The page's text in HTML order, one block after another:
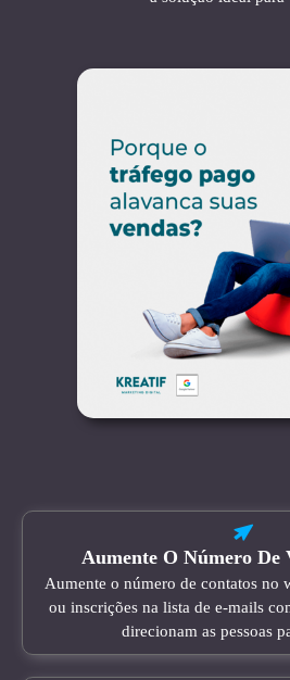
Aumente O Número De
Aumente o número de contatos no
ou inscrições na lista de e-mails
direcionam as pessoas